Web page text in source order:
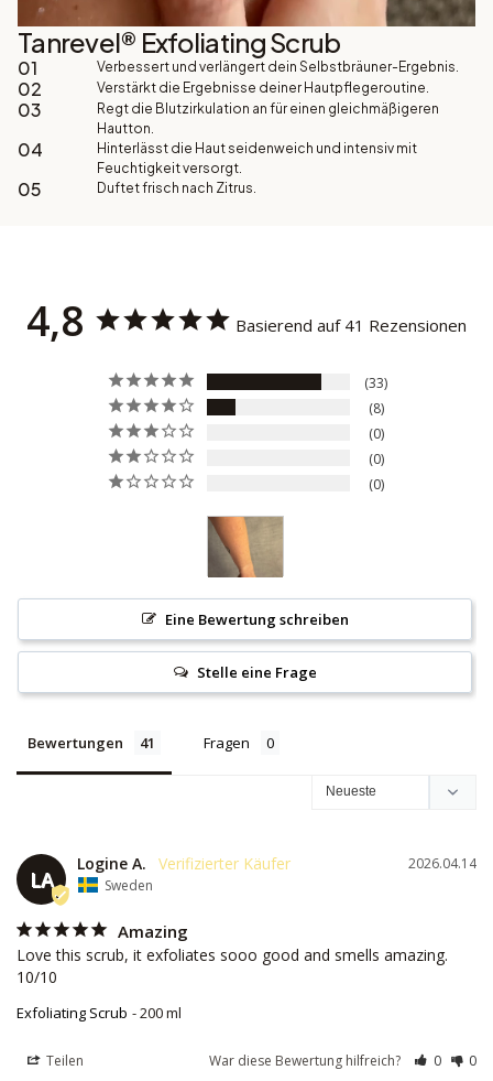
Tanrevel® Exfoliating Scrub
01 Verbessert und verlängert dein Selbstbräuner-Ergebnis.
02 Verstärkt die Ergebnisse deiner Hautpflegeroutine.
03
Regt die Blutzirkulation an für einen gleichmäßigeren
Hautton.
04
Hinterlässt die Haut seidenweich und intensiv mit
Feuchtigkeit versorgt.
05 Duftet frisch nach Zitrus.
4,8 Basierend auf 41 Rezensionen
33
8
0
0
0
Eine Bewertung schreiben
Stelle eine Frage
Bewertungen Fragen
LA
2026.04.14
Logine A.
Sweden
Amazing
Love this scrub, it exfoliates sooo good and smells amazing.
10/10
Exfoliating Scrub 200 ml
Teilen War diese Bewertung hilfreich? 0 0